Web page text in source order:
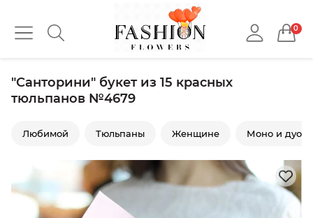
0
"Санторини" букет из 15 красных
тюльпанов №4679
Любимой Тюльпаны Женщине Моно и дуо